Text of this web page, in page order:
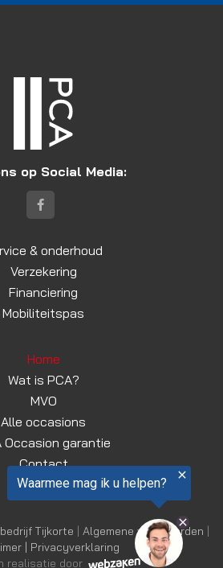
op Social Media:
& onderhoud
Verzekering
Financiering
Mobiliteitspas
Home
Wat is PCA?
MVO
Alle occasions
Occasion garantie
Contact
Tijkorte | Algemene voorwaarden |
| Privacyverklaring
realisatie door